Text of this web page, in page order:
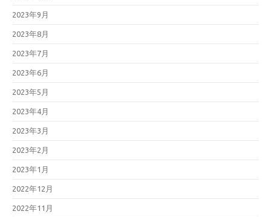
2023年9月
2023年8月
2023年7月
2023年6月
2023年5月
2023年4月
2023年3月
2023年2月
2023年1月
2022年12月
2022年11月